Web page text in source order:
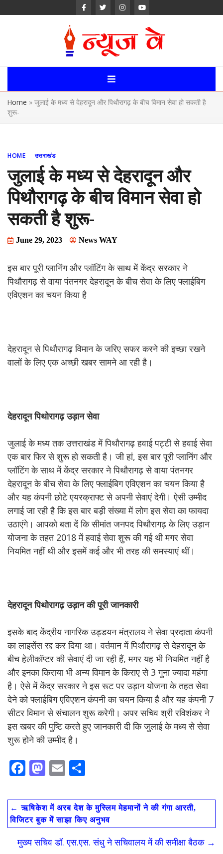
News Way:
Uttarakhand,
Portal
Home » जुलाई के मध्य से देहरादून और पिथौरागढ़ के बीच विमान सेवा हो सकती है
शुरू-
HOME उत्तराखंड
जुलाई के मध्य से देहरादून और
पिथौरागढ़ के बीच विमान सेवा हो
सकती है शुरू-
June 29, 2023 News WAY
इस बार पूरी प्लानिंग और प्लॉटिंग के साथ में केंद्र सरकार ने
पिथौरागढ़ से वाया पंतनगर देहरादून के बीच सेवा के लिए फ्लाईबिग
एविएशन का चयन किया है
देहरादून से पिथौरागढ़ विमान के जरिए सफर करने की इच्छा रखने
वालों के लिए एक अच्छी खबर सामने आ रही है।
देहरादूनपिथोरागढ़उड़ानसेवा
जुलाई के मध्य तक उत्तराखंड में पिथौरागढ़ हवाई पट्टी से हवाई सेवा
एक बार फिर से शुरू हो सकती है। जी हां, इस बार पूरी प्लानिंग और
प्लॉटिंग के साथ में केंद्र सरकार ने पिथौरागढ़ से वाया पंतनगर
देहरादून के बीच सेवा के लिए फ्लाईबिग एविएशन का चयन किया है
और यह कंपनी छोटे एयरक्राफ्ट से अपनी सेवाएं देगी। ऐसी उम्मीद
लगाई जा रही है कि इस बार बड़ी संख्या में लोग इस सेवा का फायदा
उठाएंगे। आपको बता दें कि सीमांत जनपद पिथौरागढ़ के लिए उड़ान
योजना के तहत 2018 में हवाई सेवा शुरू की गई थी मगर सेवा
नियमित नहीं थी और इसमें कई और भी तरह की समस्याएं थीं।
देहरादूनपिथोरागढ़उड़ानकीपूरीजानकारी
इसके बाद केंद्रीय नागरिक उड्डयन मंत्रालय ने सेवा प्रदाता कंपनी
का लाइसेंस रद्द कर दिया था। वर्तमान में पिथौरागढ़ से देहरादून के
बीच हेलीकॉप्टर की सेवाएं दी जा रही हैं, मगर यह भी नियमित नहीं है
और इनका किराया भी अन्य विमान के किराए से 3 गुना ज्यादा महंगा
है। ऐसे में केंद्र सरकार ने इस रूट पर उड़ान योजना के तहत सेवा
देने को फ्लाईबिग एविएशन कंपनी का चयन किया है और यह कंपनी 7
सीटर विमान से संचालन शुरू करेगी। अपर सचिव श्री रविशंकर ने
इस खबर की पुष्टि करते हुए जानकारी दी कि जुलाई के मध्य से सेवा
शुरू होने की उम्मीद है।
F
e
b
o
o
M
to
d
o
n
E
ai
l
ar
e
← ऋषिकेश में अरब देश के मुस्लिम मेहमानों ने की गंगा आरती,
विजिटर बुक में साझा किए अनुभव
मुख्य सचिव डॉ. एस.एस. संधु ने सचिवालय में की समीक्षा बैठक →